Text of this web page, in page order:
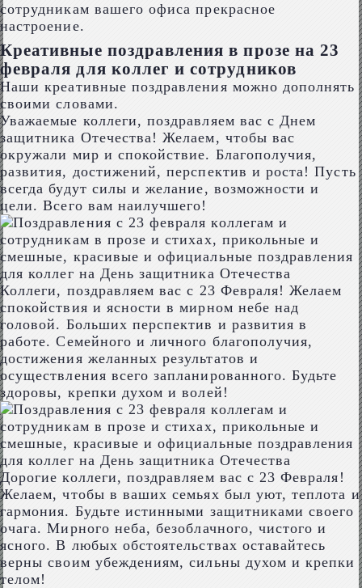
сотрудникам вашего офиса прекрасное
настроение.
Креативные поздравления в прозе на 23
февраля для коллег и сотрудников
Наши креативные поздравления можно дополнять
своими словами.
Уважаемые коллеги, поздравляем вас с Днем
защитника Отечества! Желаем, чтобы вас
окружали мир и спокойствие. Благополучия,
развития, достижений, перспектив и роста! Пусть
всегда будут силы и желание, возможности и
цели. Всего вам наилучшего!
Коллеги, поздравляем вас с 23 Февраля! Желаем
спокойствия и ясности в мирном небе над
головой. Больших перспектив и развития в
работе. Семейного и личного благополучия,
достижения желанных результатов и
осуществления всего запланированного. Будьте
здоровы, крепки духом и волей!
Дорогие коллеги, поздравляем вас с 23 Февраля!
Желаем, чтобы в ваших семьях был уют, теплота и
гармония. Будьте истинными защитниками своего
очага. Мирного неба, безоблачного, чистого и
ясного. В любых обстоятельствах оставайтесь
верны своим убеждениям, сильны духом и крепки
телом!